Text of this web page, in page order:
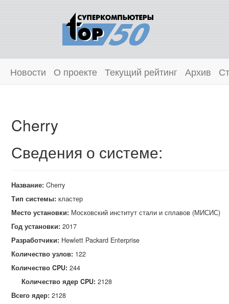
Новости О проекте Текущий рейтинг Архив
Cherry
Сведения о системе:
Название: Cherry
Тип системы: кластер
Место установки: Московский институт стали и сплавов (МИСИС)
Год установки: 2017
Разработчики: Hewlett Packard Enterprise
Количество узлов: 122
Количество CPU: 244
Количество ядер CPU: 2128
Всего ядер: 2128